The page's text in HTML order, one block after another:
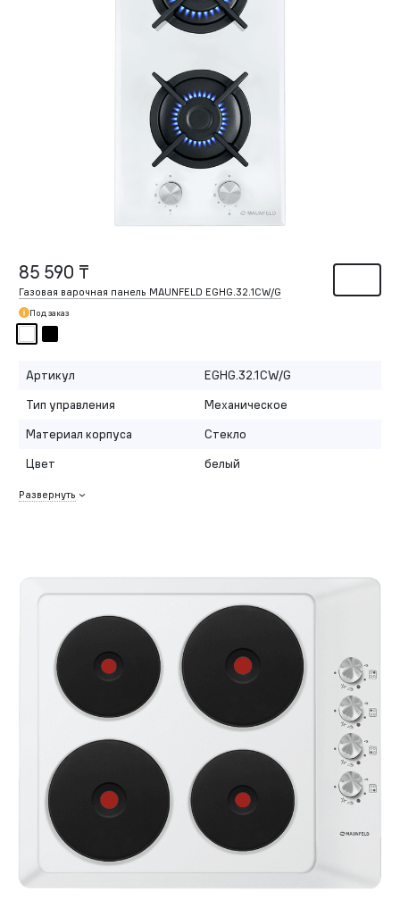
85 590 ₸
Газовая варочная панель MAUNFELD EGHG.32.1CW/G
Под заказ
Артикул
EGHG.32.1CW/G
Тип управления
Механическое
Материал корпуса
Стекло
Цвет
белый
Развернуть